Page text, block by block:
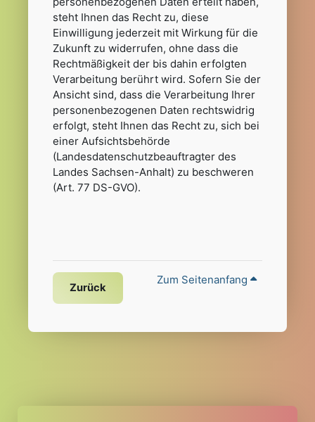
steht Ihnen das Recht zu, diese
Einwilligung jederzeit mit Wirkung für die
Zukunft zu widerrufen, ohne dass die
Rechtmäßigkeit der bis dahin erfolgten
Verarbeitung berührt wird. Sofern Sie der
Ansicht sind, dass die Verarbeitung Ihrer
personenbezogenen Daten rechtswidrig
erfolgt, steht Ihnen das Recht zu, sich bei
einer Aufsichtsbehörde
(Landesdatenschutzbeauftragter des
Landes Sachsen-Anhalt) zu beschweren
(Art. 77 DS-GVO).
Zurück
Zum Seitenanfang